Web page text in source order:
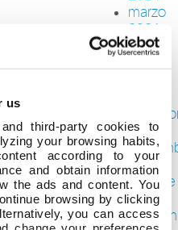
us
third-party cookies to
your browsing habits,
according to your
and obtain information
the ads and content. You
browsing by clicking
you can access
marzo
2021
febrero
2020
2020
octubre
2020